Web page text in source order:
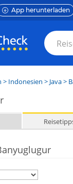
App herunterladen
> Indonesien > Java>